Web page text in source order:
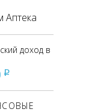
Аптека
доход в
pуб